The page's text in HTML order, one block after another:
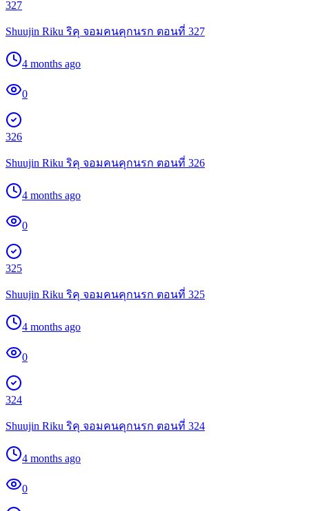
327
Shuujin Riku ริคุ จอมคนคุกนรก ตอนที่ 327
4 months ago
0
326
Shuujin Riku ริคุ จอมคนคุกนรก ตอนที่ 326
4 months ago
0
325
Shuujin Riku ริคุ จอมคนคุกนรก ตอนที่ 325
4 months ago
0
324
Shuujin Riku ริคุ จอมคนคุกนรก ตอนที่ 324
4 months ago
0